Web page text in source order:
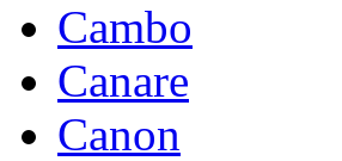
Cambo
Canare
Canon